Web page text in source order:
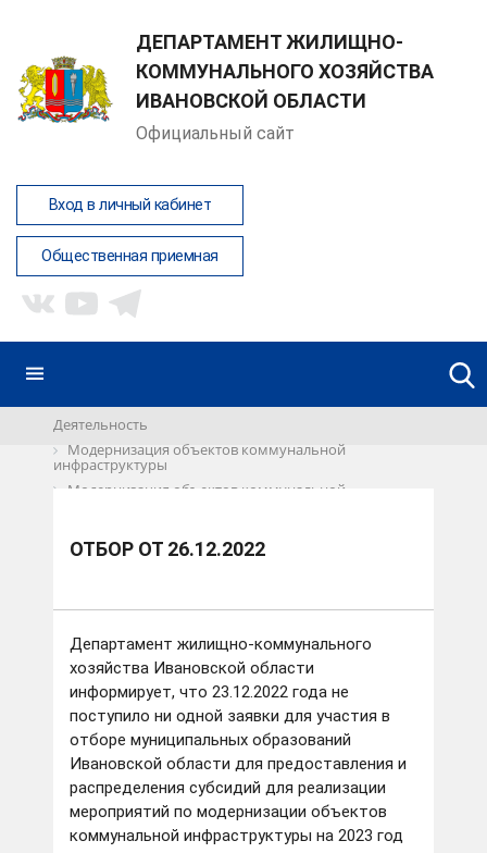
ДЕПАРТАМЕНТ ЖИЛИЩНО-
КОММУНАЛЬНОГО ХОЗЯЙСТВА
ИВАНОВСКОЙ ОБЛАСТИ
Официальный сайт
Вход в личный кабинет
Общественная приемная
Деятельность
Модернизация объектов коммунальной
инфраструктуры
Модернизация объектов коммунальной
ОТБОР ОТ 26.12.2022
Департамент жилищно-коммунального
хозяйства Ивановской области
информирует, что 23.12.2022 года не
поступило ни одной заявки для участия в
отборе муниципальных образований
Ивановской области для предоставления и
распределения субсидий для реализации
мероприятий по модернизации объектов
коммунальной инфраструктуры на 2023 год